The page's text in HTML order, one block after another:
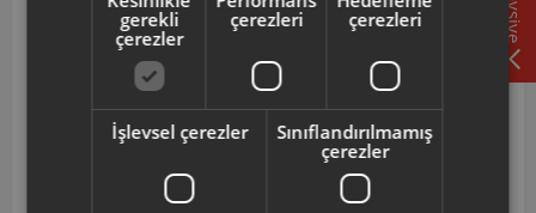
AR286004Arzum Prego Red Alüminyum Pişirme Yüzeyi
625 TL
gerekli
çerezler
çerezleri
çerezleri
İşlevsel çerezler
Sınıflandırılmamış
çerezler